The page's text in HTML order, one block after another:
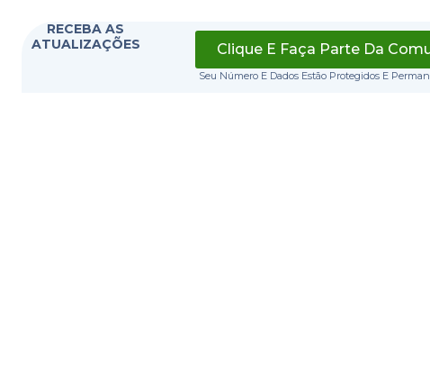
RECEBA AS
ATUALIZAÇÕES
Clique E Faça Parte Da
Seu Número E Dados Estão Protegidos E